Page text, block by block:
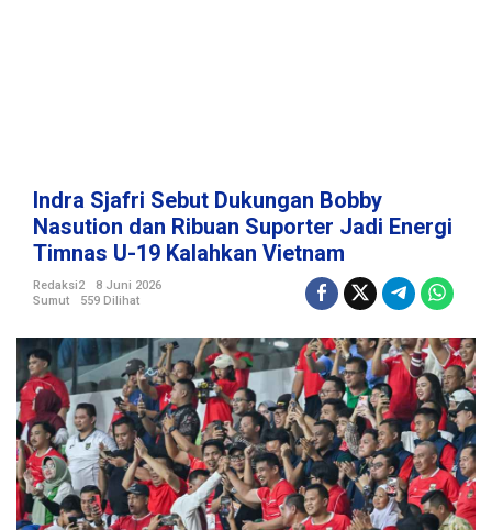
b
b
y
u
t
i
o
n
d
a
n
R
Indra Sjafri Sebut Dukungan Bobby
Nasution dan Ribuan Suporter Jadi Energi
Timnas U-19 Kalahkan Vietnam
Redaksi2
8 Juni 2026
Sumut
559 Dilihat